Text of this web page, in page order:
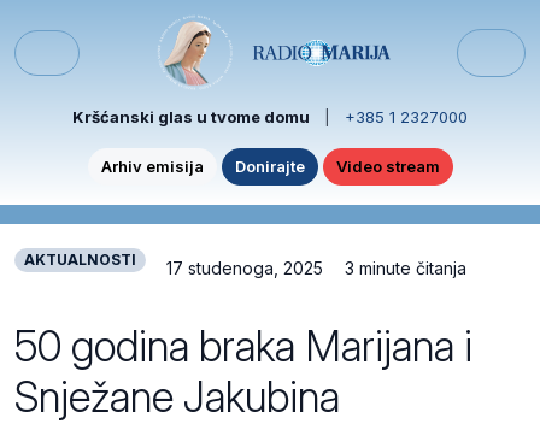
Menu
Kršćanski glas u tvome domu +385 1 2327000
Arhiv emisija Donirajte Video stream
AKTUALNOSTI 17 studenoga, 2025 3 minute čitanja
50 godina braka Marijana i
Snježane Jakubina